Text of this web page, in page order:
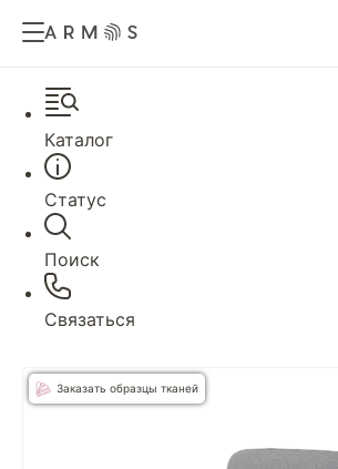
Каталог
Статус
Поиск
Связаться
Заказать образцы тканей